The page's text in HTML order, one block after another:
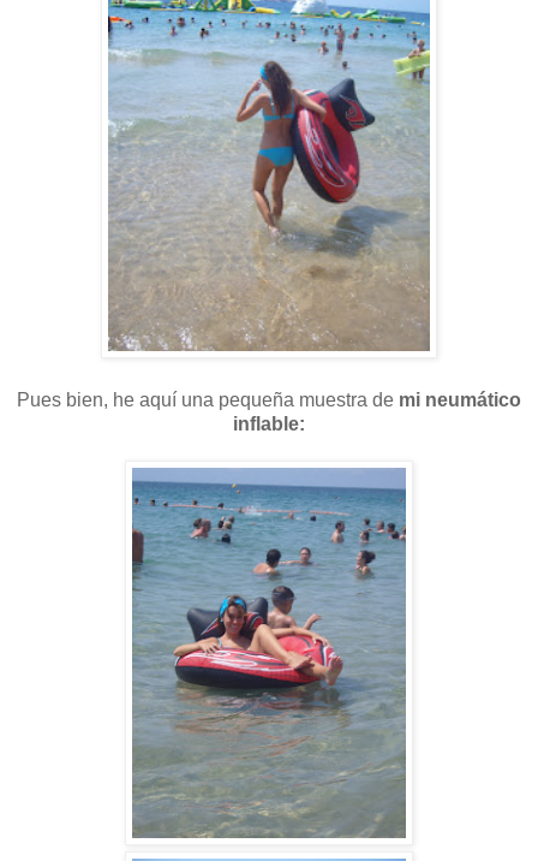
Pues bien, he aquí una pequeña muestra de mi neumático
inflable: